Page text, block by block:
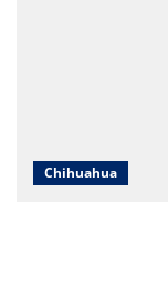
Chihuahua